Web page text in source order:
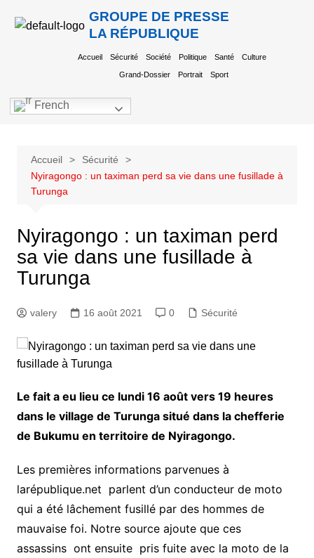
GROUPE DE PRESSE
LA RÉPUBLIQUE
Accueil Sécurité Société Politique Santé Culture
Grand-Dossier Portrait Sport
French
Accueil
Sécurité
Nyiragongo : un taximan perd sa vie dans une fusillade à
Turunga
Nyiragongo : un taximan perd
sa vie dans une fusillade à
Turunga
valery 16 août 2021 0 Sécurité
Le fait a eu lieu ce lundi 16 août vers 19 heures
dans le village de Turunga situé dans la chefferie
de Bukumu en territoire de Nyiragongo.
Les premières informations parvenues à
larépublique.net parlent d’un conducteur de moto
qui a été lâchement fusillé par des hommes de
mauvaise foi. Notre source ajoute que ces
assassins ont ensuite pris fuite avec la moto de la